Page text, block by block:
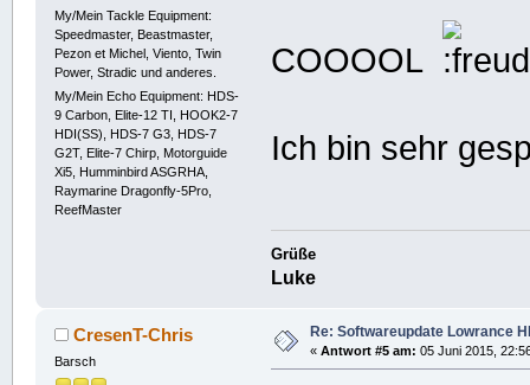
My/Mein Tackle Equipment:
Speedmaster, Beastmaster,
Pezon et Michel, Viento, Twin
Power, Stradic und anderes.
My/Mein Echo Equipment: HDS-
9 Carbon, Elite-12 TI, HOOK2-7
HDI(SS), HDS-7 G3, HDS-7
G2T, Elite-7 Chirp, Motorguide
Xi5, Humminbird ASGRHA,
Raymarine Dragonfly-5Pro,
ReefMaster
COOOOL
Ich bin sehr
Grüße
Luke
CresenT-Chris
Barsch
Re: Softwareupdate Lowrance
« Antwort #5 am: 05 Juni 2015,